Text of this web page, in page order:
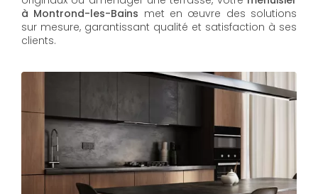
à Montrond-les-Bains met en œuvre des solutions
sur mesure, garantissant qualité et satisfaction à ses
clients.